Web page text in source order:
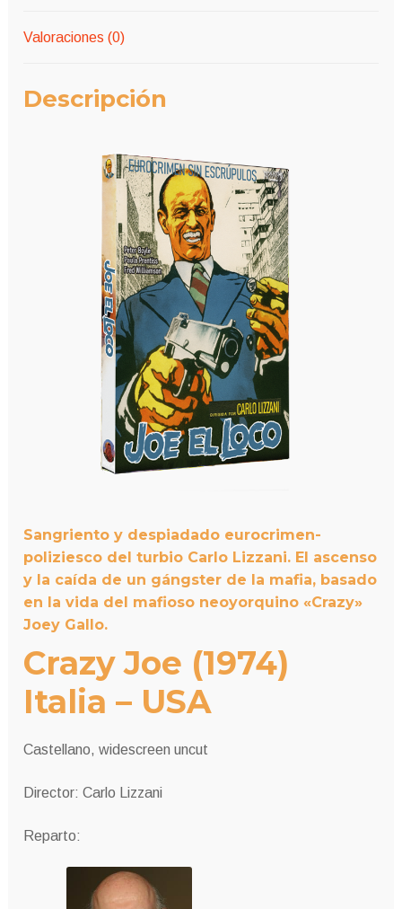
Valoraciones (0)
Descripción
Sangriento y despiadado eurocrimen-
poliziesco del turbio Carlo Lizzani. El ascenso
y la caída de un gángster de la mafia, basado
en la vida del mafioso neoyorquino «Crazy»
Joey Gallo.
Crazy Joe (1974)
Italia – USA
Castellano, widescreen uncut
Director: Carlo Lizzani
Reparto: